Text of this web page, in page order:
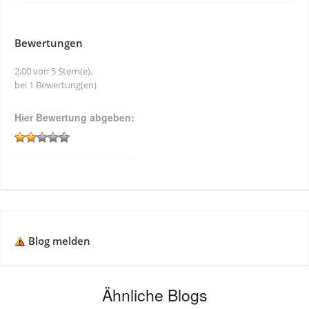
Bewertungen
2,00 von 5 Stern(e),
bei 1 Bewertung(en)
Hier Bewertung abgeben:
Blog melden
Ähnliche Blogs